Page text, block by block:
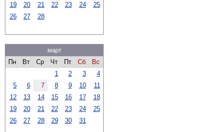
19
20 21 22 23 24
25
26
27 28
март
Пн
Вт Ср Чт Пт Сб
Вс
1
2 3
4
5
6 7 8 9 10
11
12
13 14 15 16 17
18
19
20 21 22 23 24
25
26
27 28 29 30 31